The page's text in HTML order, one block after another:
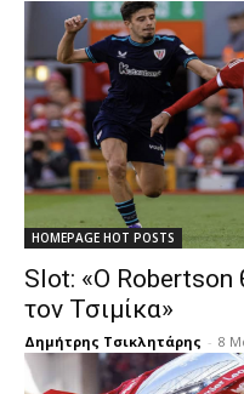
HOMEPAGE HOT POSTS
Slot: «Ο Robertson
τον Τσιμίκα»
Δημήτρης Τσικλητάρης - 8